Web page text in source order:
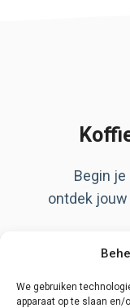
We gebruiken
apparaat op te slaan
Begin
ontdek